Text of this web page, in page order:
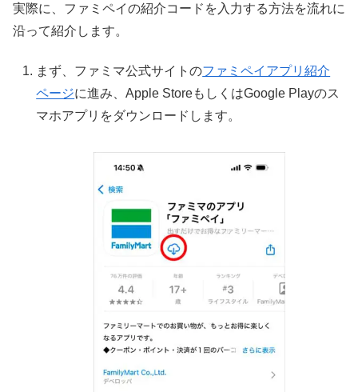
実際に、ファミペイの紹介コードを入力する方法を流れに
沿って紹介します。
まず、ファミマ公式サイトのファミペイアプリ紹介
ページに進み、Apple StoreもしくはGoogle Playのス
マホアプリをダウンロードします。